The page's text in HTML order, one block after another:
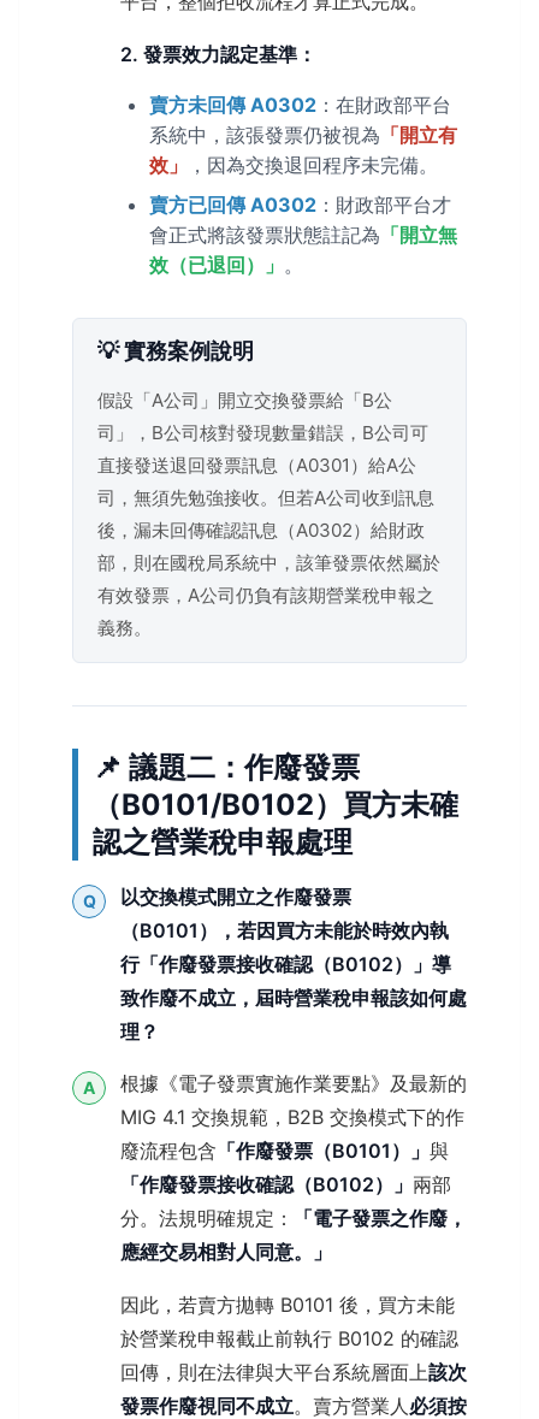
2. 發票效力認定基準：
賣方未回傳 A0302 ：在財政部平台
系統中，該張發票仍被視為 「開立有
效」
，因為交換退回程序未完備。
賣方已回傳 A0302 ：財政部平台才
會正式將該發票狀態註記為 「開立無
效（已退回）」 。
💡 實務案例說明
假設「A公司」開立交換發票給「B公
司」，B公司核對發現數量錯誤，B公司可
直接發送退回發票訊息（A0301）給A公
司，無須先勉強接收。但若A公司收到訊息
後，漏未回傳確認訊息（A0302）給財政
部，則在國稅局系統中，該筆發票依然屬於
有效發票，A公司仍負有該期營業稅申報之
義務。
📌 議題二：作廢發票
（B0101/B0102）買方未確
認之營業稅申報處理
Q
以交換模式開立之作廢發票
（B0101），若因買方未能於時效內執
行「作廢發票接收確認（B0102）」導
致作廢不成立，屆時營業稅申報該如何處
理？
A
根據《電子發票實施作業要點》及最新的
MIG 4.1 交換規範，B2B 交換模式下的作
廢流程包含 「作廢發票（B0101）」 與
「作廢發票接收確認（B0102）」 兩部
分。法規明確規定：
「電子發票之作廢，
應經交易相對人同意。」
因此，若賣方拋轉 B0101 後，買方未能
於營業稅申報截止前執行 B0102 的確認
回傳，則在法律與大平台系統層面上該次
發票作廢視同不成立。賣方營業人 必須按